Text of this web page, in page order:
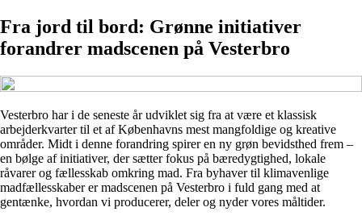
Fra jord til bord: Grønne initiativer
forandrer madscenen på Vesterbro
Vesterbro har i de seneste år udviklet sig fra at være et klassisk
arbejderkvarter til et af Københavns mest mangfoldige og kreative
områder. Midt i denne forandring spirer en ny grøn bevidsthed frem –
en bølge af initiativer, der sætter fokus på bæredygtighed, lokale
råvarer og fællesskab omkring mad. Fra byhaver til klimavenlige
madfællesskaber er madscenen på Vesterbro i fuld gang med at
gentænke, hvordan vi producerer, deler og nyder vores måltider.